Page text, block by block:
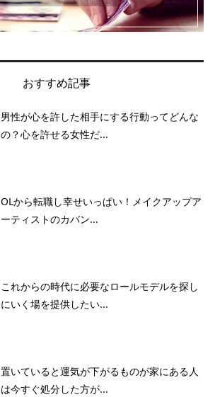
おすすめ記事
男性が心を許した相手にする行動ってどんな
の？心を許せる女性だ...
OLから転職し幸せいっぱい！メイクアップア
ーティストのカバン...
これからの時代に必要なロールモデルを探し
にいく場を提供したい...
置いていると運気が下がるものが家にある人
は今すぐ処分した方が...